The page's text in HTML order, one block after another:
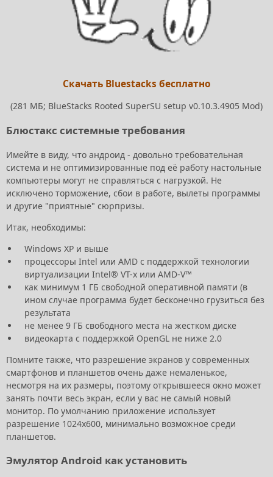
Скачать Bluestacks бесплатно
(281 МБ; BlueStacks Rooted SuperSU setup v0.10.3.4905 Mod)
Блюстакс системные требования
Имейте в виду, что андроид - довольно требовательная
система и не оптимизированные под её работу настольные
компьютеры могут не справляться с нагрузкой. Не
исключено торможение, сбои в работе, вылеты программы
и другие "приятные" сюрпризы.
Итак, необходимы:
Windows XP и выше
процессоры Intel или AMD с поддержкой технологии
виртуализации Intel® VT-x или AMD-V™
как минимум 1 ГБ свободной оперативной памяти (в
ином случае программа будет бесконечно грузиться без
результата
не менее 9 ГБ свободного места на жестком диске
видеокарта с поддержкой OpenGL не ниже 2.0
Помните также, что разрешение экранов у современных
смартфонов и планшетов очень даже немаленькое,
несмотря на их размеры, поэтому открывшееся окно может
занять почти весь экран, если у вас не самый новый
монитор. По умолчанию приложение использует
разрешение 1024x600, минимально возможное среди
планшетов.
Эмулятор Android как установить